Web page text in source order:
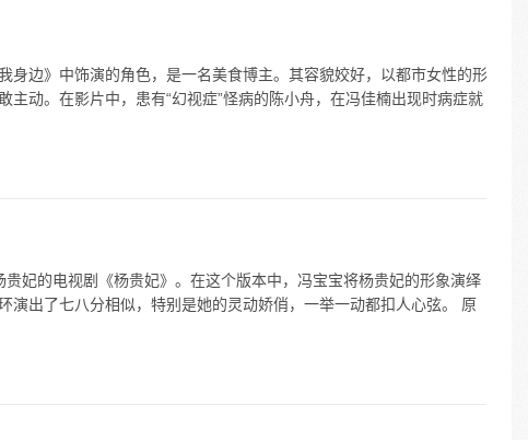
身边》中饰演的角色，是一名美食博主。其容貌姣好，以都市女性的形
主动。在影片中，患有“幻视症”怪病的陈小舟，在冯佳楠出现时病症就
妃的电视剧《杨贵妃》。在这个版本中，冯宝宝将杨贵妃的形象演绎
演出了七八分相似，特别是她的灵动娇俏，一举一动都扣人心弦。 原